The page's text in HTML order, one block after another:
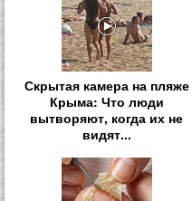
Скрытая камера на пляже
Крыма: Что люди
вытворяют, когда их не
видят...